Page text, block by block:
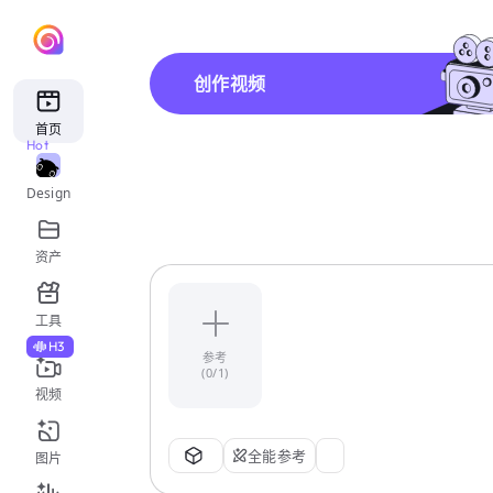
首页
Design
Hot
资产
工具
视频
H3
图片
创作视频
参考
(0/1)
全能参考